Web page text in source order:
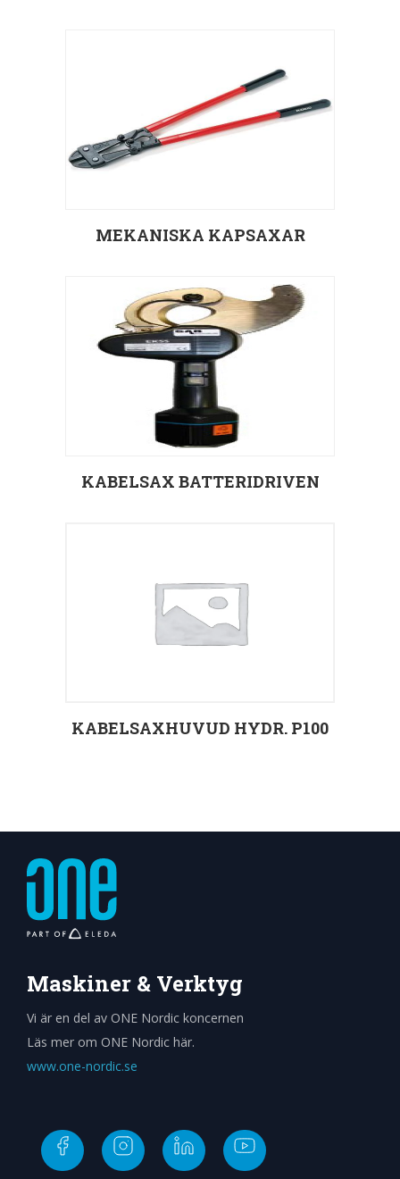
MEKANISKA KAPSAXAR
Välj alternativ
KABELSAX BATTERIDRIVEN
KABELSAXHUVUD HYDR. P100
Maskiner & Verktyg
Vi är en del av ONE Nordic koncernen
Läs mer om ONE Nordic här.
www.one-nordic.se